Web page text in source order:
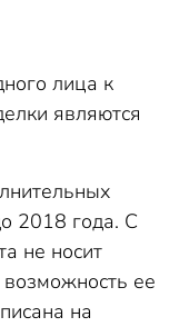
лица к
являются
2018 года. С
не носит
ее
на